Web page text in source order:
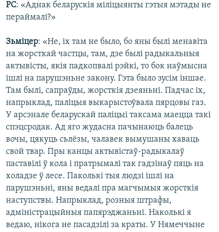
РС: «Аднак беларускія міліцыянты гэтыя мэтады не
пераймалі?»
Зьміцер: «Не, іх там не было, бо яны былі менавіта
на жорсткай частцы, там, дзе былі радыкальныя
актывісты, якія падкопвалі рэйкі, то бок наўмысна
ішлі на парушэньне закону. Гэта было зусім іншае.
Там былі, сапраўды, жорсткія дзеяньні. Падчас іх,
напрыклад, паліцыя выкарыстоўвала пярцовы газ.
У арсэнале беларускай паліцыі таксама маецца такі
спэцсродак. Ад яго жудасна пачынаюць балець
вочы, цякуць сьлёзы, чалавек вымушаны хаваць
свой твар. Пры канцы актывістаў-радыкалаў
паставілі ў кола і пратрымалі так гадзінаў пяць на
холадзе ў лесе. Паколькі тыя людзі ішлі на
парушэньні, яны ведалі пра магчымыя жорсткія
наступствы. Напрыклад, розныя штрафы,
адміністрацыйныя папярэджаньні. Наколькі я
ведаю, нікога не пасадзілі за краты. У Нямеччыне